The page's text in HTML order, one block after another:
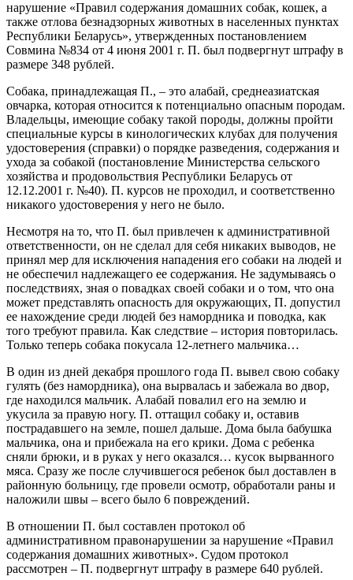
нарушение «Правил содержания домашних собак, кошек, а
также отлова безнадзорных животных в населенных пунктах
Республики Беларусь», утвержденных постановлением
Совмина №834 от 4 июня 2001 г. П. был подвергнут штрафу в
размере 348 рублей.
Собака, принадлежащая П., – это алабай, среднеазиатская
овчарка, которая относится к потенциально опасным породам.
Владельцы, имеющие собаку такой породы, должны пройти
специальные курсы в кинологических клубах для получения
удостоверения (справки) о порядке разведения, содержания и
ухода за собакой (постановление Министерства сельского
хозяйства и продовольствия Рес­публики Беларусь от
12.12.2001 г. №40). П. курсов не проходил, и соответственно
никакого удостоверения у него не было.
Несмотря на то, что П. был привлечен к административной
ответственности, он не сделал для себя никаких выводов, не
принял мер для исключения нападения его собаки на людей и
не обеспечил надлежащего ее содержания. Не задумываясь о
последствиях, зная о повадках своей собаки и о том, что она
может представлять опасность для окружающих, П. допустил
ее нахождение среди людей без намордника и поводка, как
того требуют правила. Как следствие – история повторилась.
Только теперь собака покусала 12-летнего мальчика…
В один из дней декабря прошлого года П. вывел свою собаку
гулять (без наморд­ника), она вырвалась и забежала во двор,
где находился мальчик. Алабай повалил его на землю и
укусила за правую ногу. П. оттащил собаку и, оставив
пострадавшего на земле, пошел дальше. Дома была бабушка
мальчика, она и прибежала на его крики. Дома с ребенка
сняли брюки, и в руках у него оказался… кусок выр­ванного
мяса. Сразу же после случившегося ребенок был доставлен в
районную больницу, где провели осмотр, обработали раны и
наложили швы – всего было 6 повреждений.
В отношении П. был составлен протокол об
административном правонарушении за нарушение «Правил
содержания домашних животных». Судом протокол
рассмотрен – П. подвергнут штрафу в размере 640 рублей.